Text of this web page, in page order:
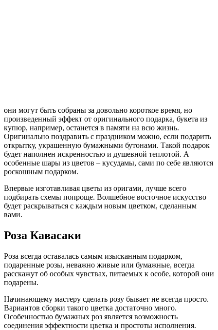
они могут быть собраны за довольно короткое время, но
произведенный эффект от оригинального подарка, букета из
купюр, например, останется в памяти на всю жизнь.
Оригинально поздравить с праздником можно, если подарить
открытку, украшенную бумажными бутонами. Такой подарок
будет наполнен искренностью и душевной теплотой. А
особенные шары из цветов – кусудамы, сами по себе являются
роскошным подарком.
Впервые изготавливая цветы из оригами, лучше всего
подбирать схемы попроще. Волшебное восточное искусство
будет раскрываться с каждым новым цветком, сделанным
вами.
Роза Кавасаки
Роза всегда оставалась самым изысканным подарком,
подаренные розы, неважно живые или бумажные, всегда
расскажут об особых чувствах, питаемых к особе, которой они
подарены.
Начинающему мастеру сделать розу бывает не всегда просто.
Вариантов сборки такого цветка достаточно много.
Особенностью бумажных роз является возможность
соединения эффектности цветка и простоты исполнения.